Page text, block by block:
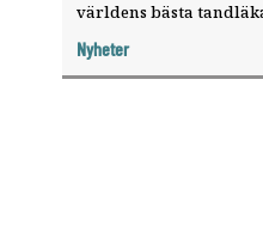
världens bästa
Nyheter